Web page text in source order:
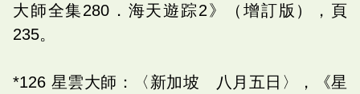
大師全集280．海天遊踪2》（增訂版），頁
235。
*126 星雲大師：〈新加坡 八月五日〉，《星